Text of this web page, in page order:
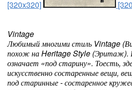
[320x320]
Vintage
Любимый многими стиль Vintage
похож на Heritage Style (Эритаж).
означает «под старину». Тоесть,
искусственно состаренные вещи,
под старинные - состаренное